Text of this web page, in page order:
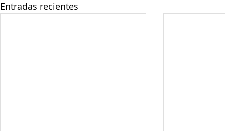
Entradas recientes